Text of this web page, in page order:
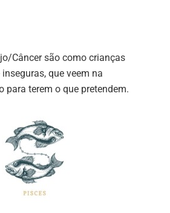
Câncer são como crianças
que veem na
para terem o que pretendem.